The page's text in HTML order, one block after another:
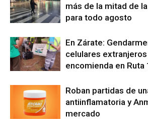
más de la mitad de
para todo agosto
En Zárate:
celulares
encomienda en Ruta
Roban partidas de
antiinflamatoria y
mercado